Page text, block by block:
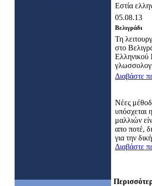
Εστία
05.08.13
Βελιγράδι
Τη
στο
Ελληνικού
Διαβάστε
Νέες
υπόσχεται
μαλλιών
απο ποτέ,
για την
Διαβάστε